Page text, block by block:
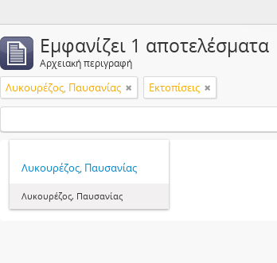
Εμφανίζει 1 αποτελέσματα
Αρχειακή περιγραφή
Λυκουρέζος, Παυσανίας Εκτοπίσεις
Λυκουρέζος, Παυσανίας
Λυκουρέζος, Παυσανίας